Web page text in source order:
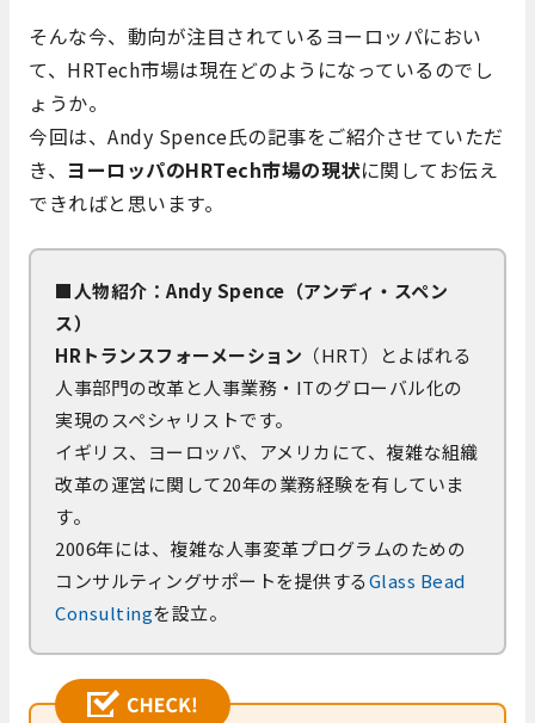
そんな今、動向が注目されているヨーロッパにおい
て、HRTech市場は現在どのようになっているのでし
ょうか。
今回は、Andy Spence氏の記事をご紹介させていただ
き、 ヨーロッパのHRTech市場の現状に関してお伝え
できればと思います。
■人物紹介：Andy Spence（アンディ・スペン
ス）
HRトランスフォーメーション （HRT）とよばれる
人事部門の改革と人事業務・ITのグローバル化の
実現のスペシャリストです。
イギリス、ヨーロッパ、アメリカにて、複雑な組織
改革の運営に関して20年の業務経験を有していま
す。
2006年には、複雑な人事変革プログラムのための
コンサルティングサポートを提供するGlass Bead
Consultingを設立。